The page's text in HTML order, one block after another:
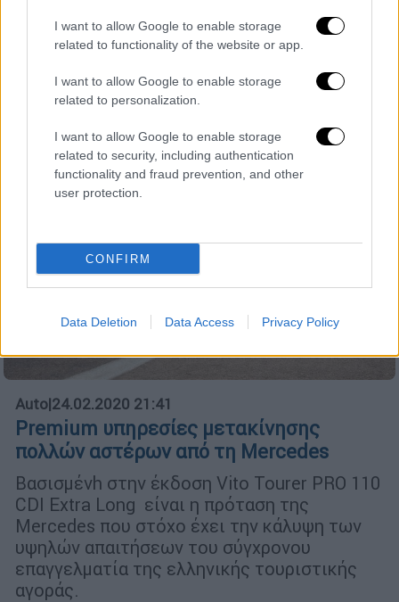
I want to allow Google to enable storage
related to functionality of the website or app.
I want to allow Google to enable storage
related to personalization.
I want to allow Google to enable storage
related to security, including authentication
functionality and fraud prevention, and other
user protection.
CONFIRM
Data Deletion Data Access Privacy Policy
που σημαίνει ότι οι μπαταρίες λιθίου
ενδέχεται να μην είναι το ίδιο ελκυστικές
για τέτοιου είδους χρήση σε σχέση με τα
Fuel Cells.
Auto|24.02.2020 21:41
Premium υπηρεσίες μετακίνησης
πολλών αστέρων από τη Mercedes
Βασισμένh στην έκδοση Vito Tourer PRO 110
CDI Extra Long είναι η πρόταση της
Mercedes που στόχο έχει την κάλυψη των
υψηλών απαιτήσεων του σύγχρονου
επαγγελματία της ελληνικής τουριστικής
αγοράς.